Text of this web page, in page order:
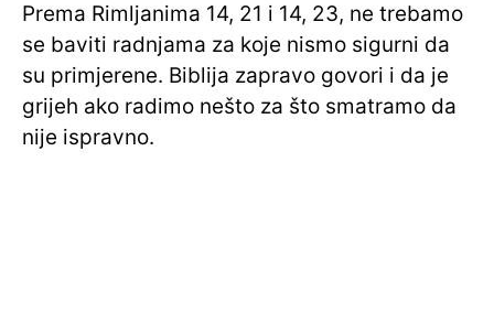
Prema Rimljanima 14, 21 i 14, 23, ne trebamo
se baviti radnjama za koje nismo sigurni da
su primjerene. Biblija zapravo govori i da je
grijeh ako radimo nešto za što smatramo da
nije ispravno.